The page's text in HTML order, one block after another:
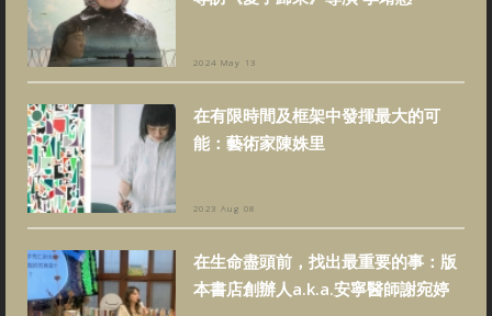
2024 May 13
在有限時間及框架中發揮最大的可
能：藝術家陳姝里
2023 Aug 08
在生命盡頭前，找出最重要的事：版
本書店創辦人a.k.a.安寧醫師謝宛婷